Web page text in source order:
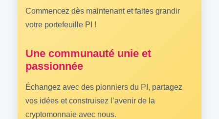
Commencez dès maintenant et faites grandir
votre portefeuille PI !
Une communauté unie et
passionnée
Échangez avec des pionniers du PI, partagez
vos idées et construisez l’avenir de la
cryptomonnaie avec nous.